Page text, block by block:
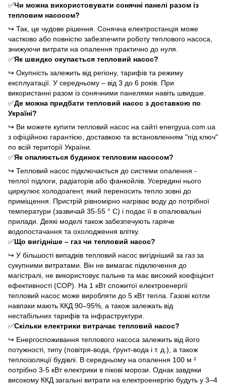
✅Чи можна використовувати сонячні панелі разом із
тепловим насосом?
↪ Так, це чудове рішення. Сонячна електростанція може
частково або повністю забезпечити роботу теплового насоса,
знижуючи витрати на опалення практично до нуля.
✅Як швидко окупається тепловий насос?
↪ Окупність залежить від регіону, тарифів та режиму
експлуатації. У середньому – від 3 до 6 років. При
використанні разом із сонячними панелями навіть швидше.
✅Де можна придбати тепловий насос з доставкою по
Україні?
↪ Ви можете купити тепловий насос на сайті energyua.com.ua
з офіційною гарантією, доставкою та встановленням "під ключ"
по всій території України.
✅Як опалюється будинок тепловим насосом?
↪ Тепловий насос підключається до системи опалення -
теплої підлоги, радіаторів або фанкойлів. Усередині нього
циркулює холодоагент, який переносить тепло зовні до
приміщення. Пристрій рівномірно нагріває воду до потрібної
температури (зазвичай 35-55 ° C) і подає її в опалювальні
прилади. Деякі моделі також забезпечують гаряче
водопостачання та охолодження влітку.
✅Що вигідніше – газ чи тепловий насос?
↪ У більшості випадків тепловий насос вигідніший за газ за
сукупними витратами. Він не вимагає підключення до
магістралі, не використовує пальне та має високий коефіцієнт
ефективності (COP). На 1 кВт спожитої електроенергії
тепловий насос може виробляти до 5 кВт тепла. Газові котли
навпаки мають ККД 90–95%, а також залежать від
нестабільних тарифів та інфраструктури.
✅Скільки електрики витрачає тепловий насос?
↪ Енергоспоживання теплового насоса залежить від його
потужності, типу (повітря-вода, ґрунт-вода і т. д.), а також
теплоізоляції будівлі. В середньому на опалення 100 м ²
потрібно 3-5 кВт електрики в пікові морози. Однак завдяки
високому ККД загальні витрати на електроенергію будуть у 3–4